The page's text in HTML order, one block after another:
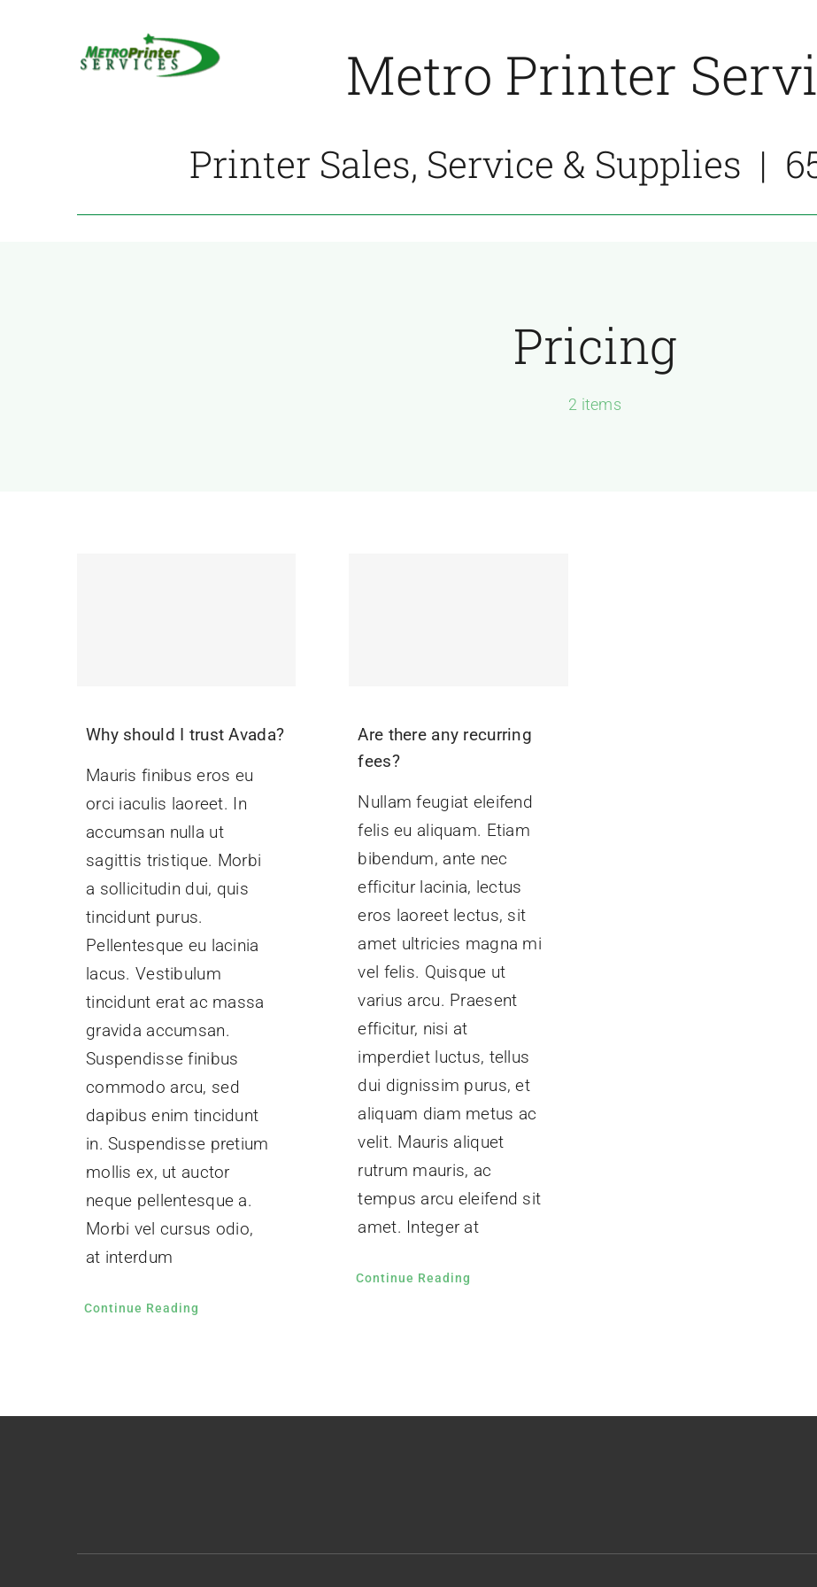
Metro Printer
Printer Sales, Service & Supplies |
Pricing
2 items
Why should I trust Avada?
Mauris finibus eros eu
orci iaculis laoreet. In
accumsan nulla ut
sagittis tristique. Morbi
a sollicitudin dui, quis
tincidunt purus.
Pellentesque eu lacinia
lacus. Vestibulum
tincidunt erat ac massa
gravida accumsan.
Suspendisse finibus
commodo arcu, sed
dapibus enim tincidunt
in. Suspendisse pretium
mollis ex, ut auctor
neque pellentesque a.
Morbi vel cursus odio,
at interdum
Continue Reading
Are there any recurring
fees?
Nullam feugiat eleifend
felis eu aliquam. Etiam
bibendum, ante nec
efficitur lacinia, lectus
eros laoreet lectus, sit
amet ultricies magna mi
vel felis. Quisque ut
varius arcu. Praesent
efficitur, nisi at
imperdiet luctus, tellus
dui dignissim purus, et
aliquam diam metus ac
velit. Mauris aliquet
rutrum mauris, ac
tempus arcu eleifend sit
amet. Integer at
Continue Reading